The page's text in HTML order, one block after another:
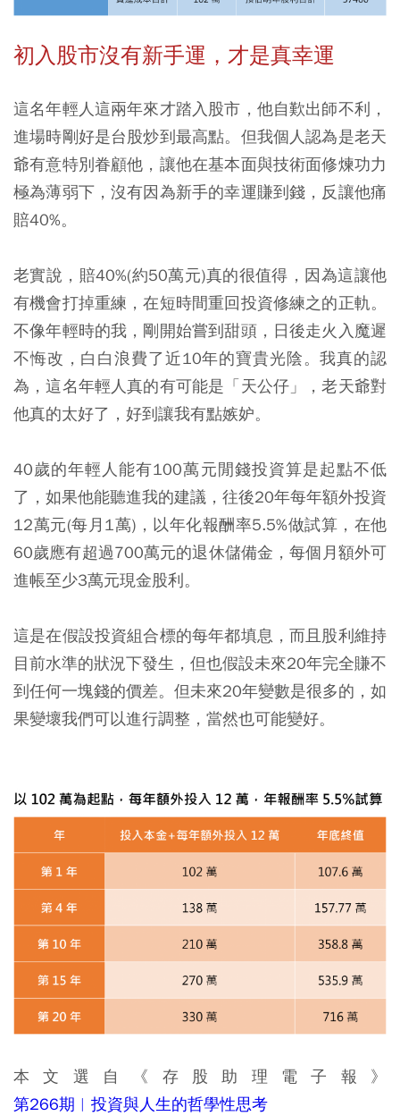
初入股市沒有新手運，才是真幸運
這名年輕人這兩年來才踏入股市，他自歎出師不利，
進場時剛好是台股炒到最高點。但我個人認為是老天
爺有意特別眷顧他，讓他在基本面與技術面修煉功力
極為薄弱下，沒有因為新手的幸運賺到錢，反讓他痛
賠40%。
老實說，賠40%(約50萬元)真的很值得，因為這讓他
有機會打掉重練，在短時間重回投資修練之的正軌。
不像年輕時的我，剛開始嘗到甜頭，日後走火入魔遲
不悔改，白白浪費了近10年的寶貴光陰。我真的認
為，這名年輕人真的有可能是「天公仔」，老天爺對
他真的太好了，好到讓我有點嫉妒。
40歲的年輕人能有100萬元閒錢投資算是起點不低
了，如果他能聽進我的建議，往後20年每年額外投資
12萬元(每月1萬)，以年化報酬率5.5%做試算，在他
60歲應有超過700萬元的退休儲備金，每個月額外可
進帳至少3萬元現金股利。
這是在假設投資組合標的每年都填息，而且股利維持
目前水準的狀況下發生，但也假設未來20年完全賺不
到任何一塊錢的價差。但未來20年變數是很多的，如
果變壞我們可以進行調整，當然也可能變好。
本文選自《存股助理電子報》
第266期︱投資與人生的哲學性思考